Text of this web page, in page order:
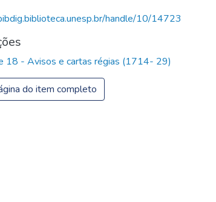
handle/10/14723
18 - Avisos e cartas régias (1714- 29)
do item completo